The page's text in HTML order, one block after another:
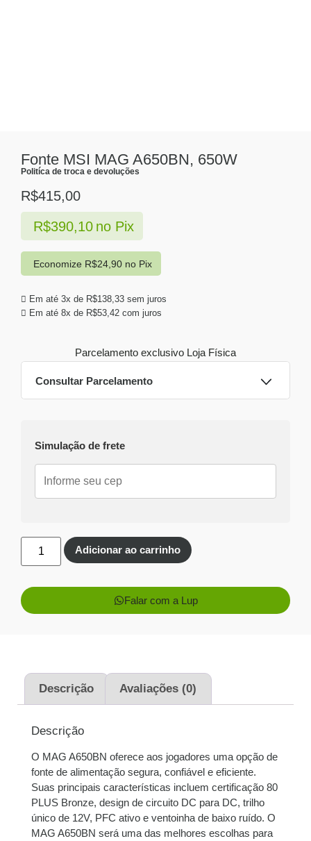
Fonte MSI MAG A650BN, 650W
Politíca de troca e devoluções
R$415,00
Em até 3x de R$138,33 sem juros
Em até 8x de R$53,42 com juros
R$390,10 no Pix
Economize R$24,90no Pix
Parcelamento exclusivo Loja Física
Consultar Parcelamento
Pix:R$390,10 Aprovação imediata
EconomizeR$24,90
Aprovação imediata
juros
juros
4x deR$104,27com
juros
R$417,08
5x de R$ 83,66 com
juros
R$ 418,30
Simulação de frete
Adicionar ao carrinho
Falar com a Lup
Descrição Avaliações (0)
Descrição
O MAG A650BN oferece aos jogadores uma opção de
fonte de alimentação segura, confiável e eficiente.
Suas principais características incluem certificação 80
PLUS Bronze, design de circuito DC para DC, trilho
único de 12V, PFC ativo e ventoinha de baixo ruído. O
MAG A650BN será uma das melhores escolhas para